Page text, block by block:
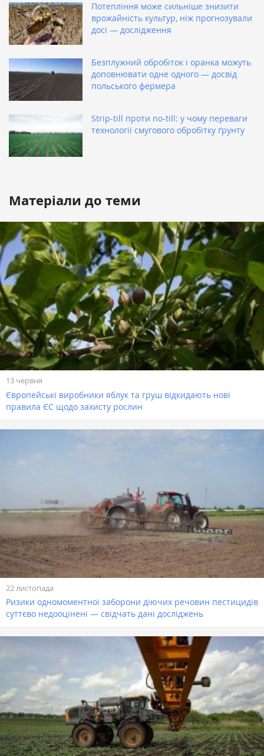
Потепління може сильніше знизити
врожайність культур, ніж прогнозували
досі — дослідження
Безплужний обробіток і оранка можуть
доповнювати одне одного — досвід
польського фермера
Strip-till проти no-till: у чому переваги
технології смугового обробітку ґрунту
Матеріали до теми
13 червня
Європейські виробники яблук та груш відкидають нові
правила ЄС щодо захисту рослин
22 листопада
Ризики одномоментної заборони діючих речовин пестицидів
суттєво недооцінені — свідчать дані досліджень